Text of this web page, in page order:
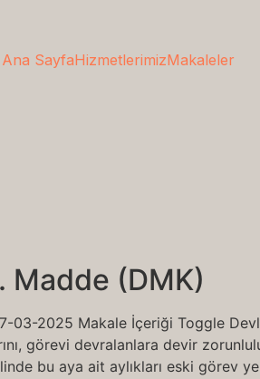
Ana SayfaHizmetlerimizMakaleler
Madde (DMK)
03-2025 Makale İçeriği Toggle
görevi devralanlara devir
bu aya ait aylıkları eski görev